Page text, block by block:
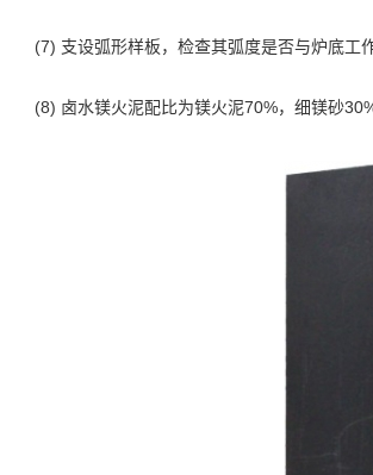
(7) 支设弧形样板，检查其弧度是否与炉底工
(8) 卤水镁火泥配比为镁火泥70%，细镁砂